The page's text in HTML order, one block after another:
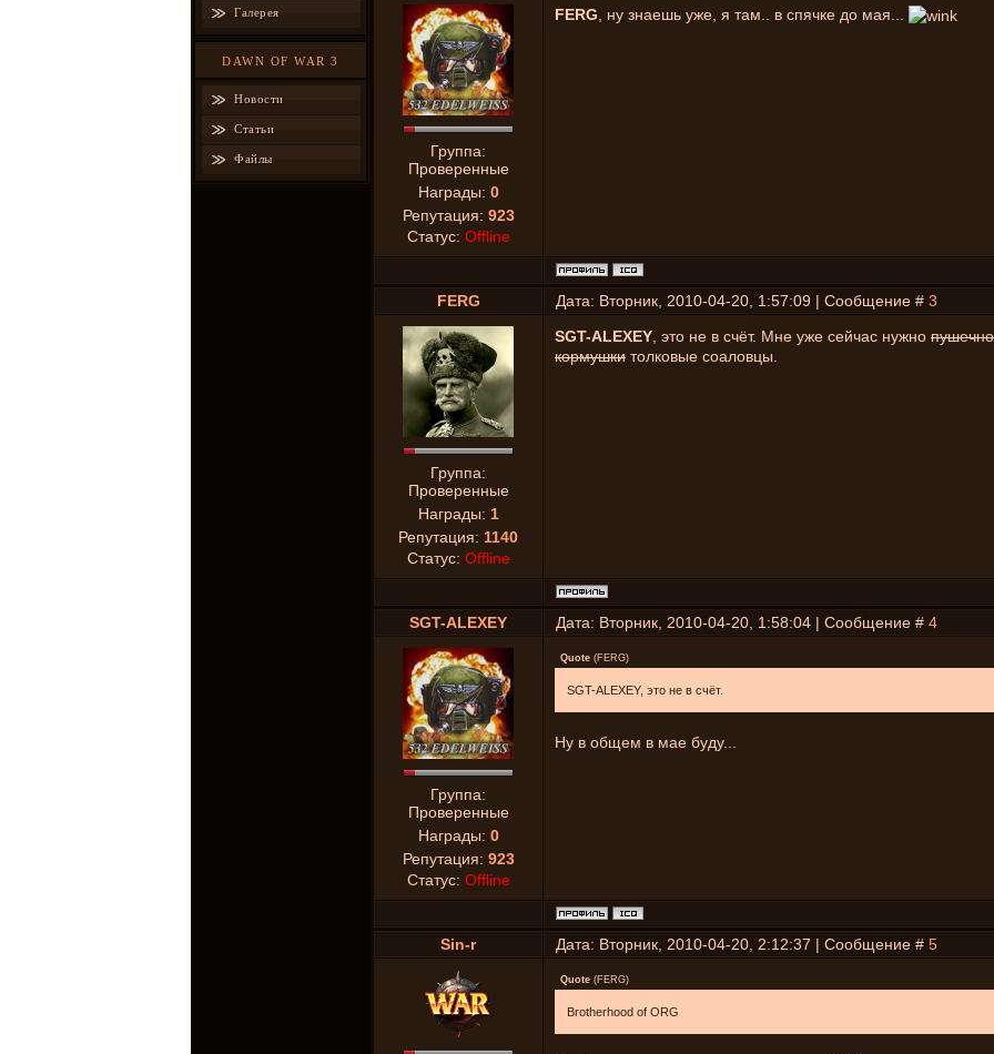
Галерея
DAWN OF WAR 3
Новости
Статьи
Файлы
Группа:
Проверенные
Награды: 0
Репутация: 923
Статус: Offline
FERG , ну знаешь уже, я там.. в спячке до мая...
FERG Дата: Вторник, 2010-04-20, 1:57:09 | Сообщение # 3
Группа:
Проверенные
Награды: 1
Репутация: 1140
Статус: Offline
SGT-ALEXEY , это не в счёт. Мне уже сейчас нужно
кормушки толковые соаловцы.
SGT-ALEXEY Дата: Вторник, 2010-04-20, 1:58:04 | Сообщение # 4
Группа:
Проверенные
Награды: 0
Репутация: 923
Статус: Offline
Quote (FERG)
SGT-ALEXEY, это не в счёт.
Ну в общем в мае буду...
Sin-r Дата: Вторник, 2010-04-20, 2:12:37 | Сообщение # 5
Quote (FERG)
Brotherhood of ORG